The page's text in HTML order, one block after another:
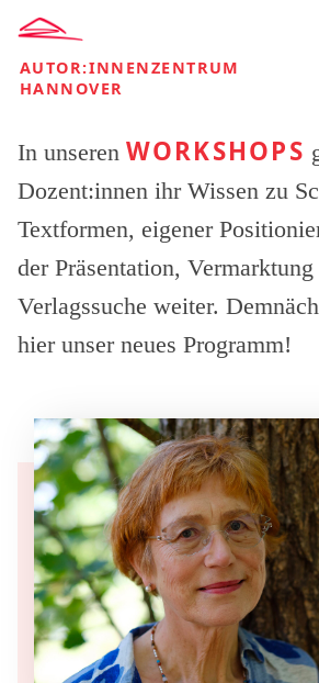
AUTOR:INNENZENTRUM
HANNOVER
In unseren WORKSHOPS
Dozent:innen ihr Wissen zu
Textformen, eigener
der Präsentation,
Verlagssuche weiter.
hier unser neues Programm!